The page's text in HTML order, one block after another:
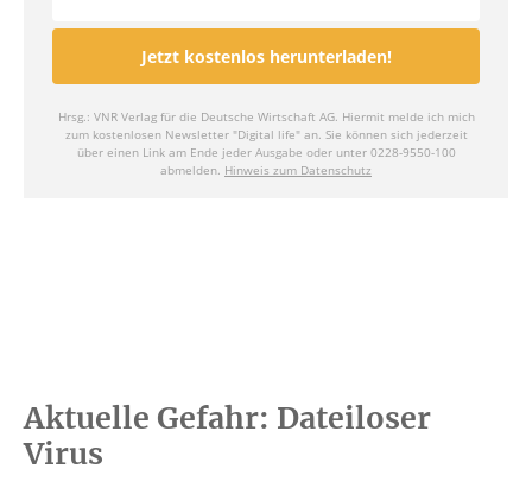
Aktuelle Gefahr: Dateiloser
Virus